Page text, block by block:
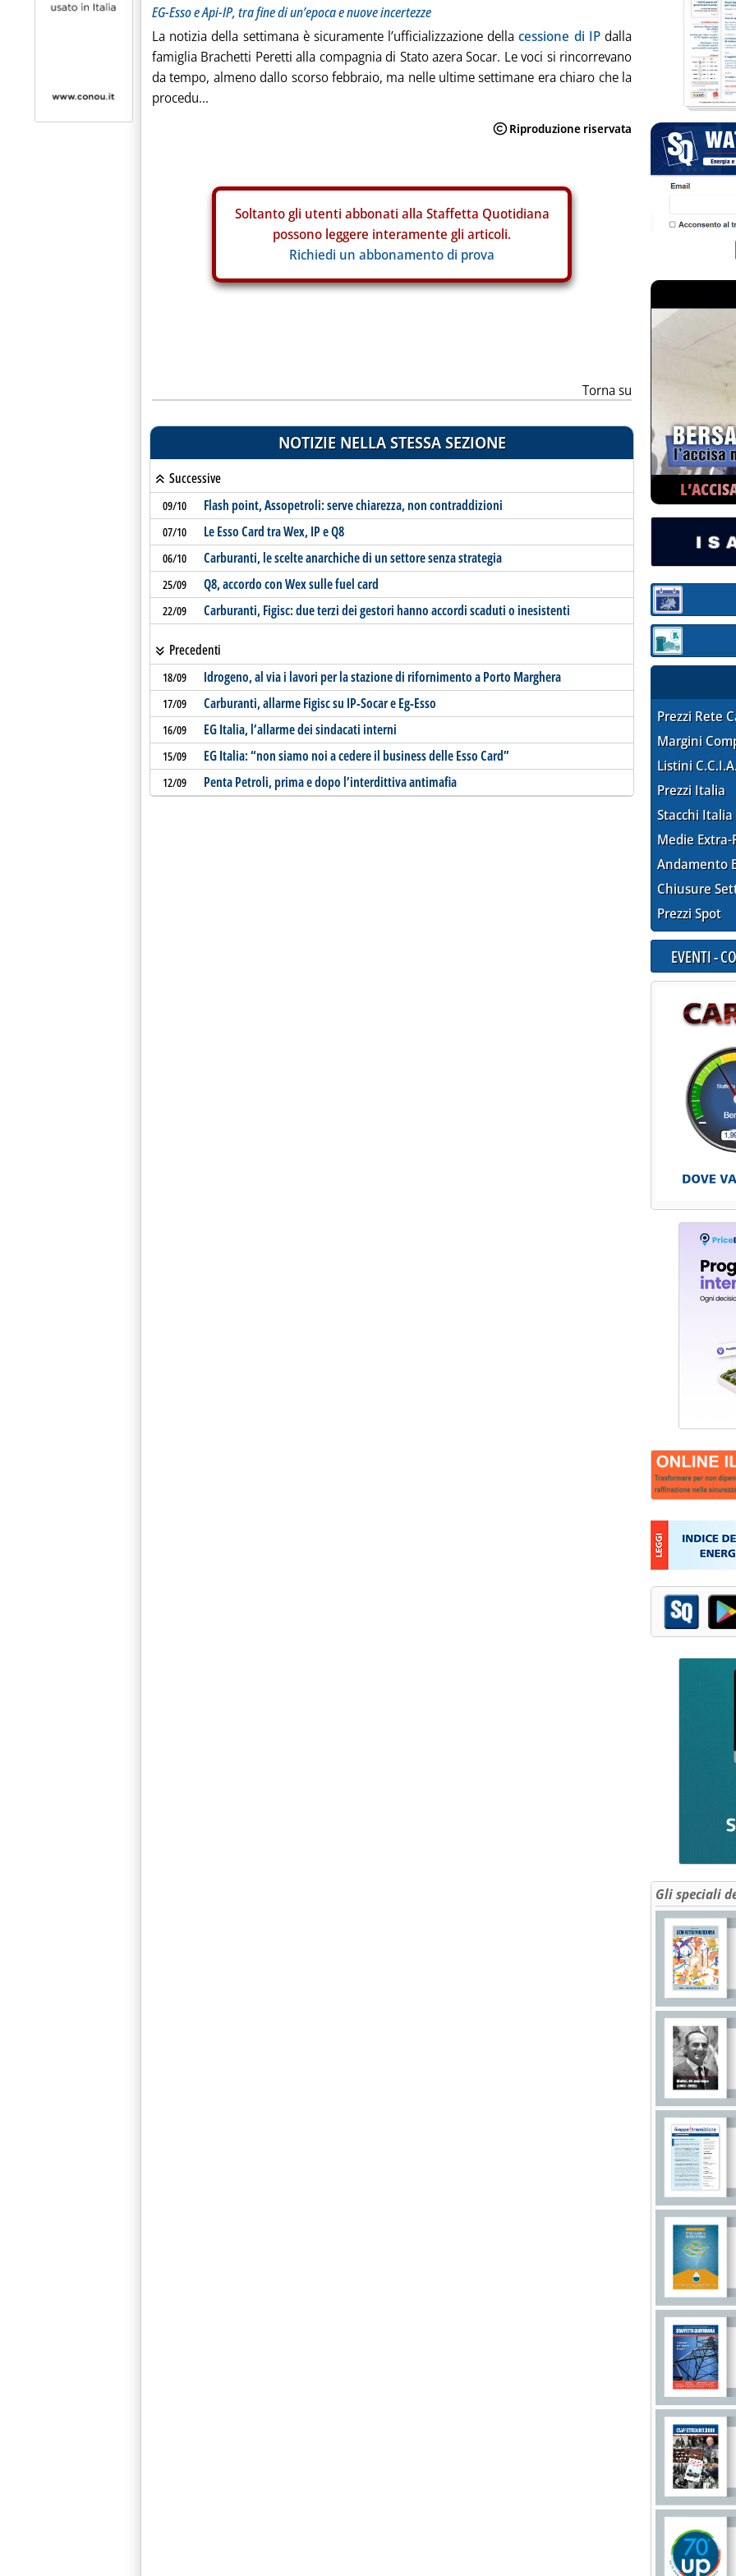
EG-Esso e Api-IP, tra fine di un’epoca e nuove incertezze
La notizia della settimana è sicuramente l’ufficializzazione dellacessione di IPdalla
famiglia Brachetti Peretti alla compagnia di Stato azera Socar. Le voci si rincorrevano
da tempo, almeno dallo scorso febbraio, ma nelle ultime settimane era chiaro che la
procedu...
Soltanto gli utenti abbonati alla Staffetta Quotidiana
possono leggere interamente gli articoli.
Richiedi un abbonamento di prova
Torna su
NOTIZIE NELLA STESSA SEZIONE
Successive
09/10 Flash point, Assopetroli: serve chiarezza, non contraddizioni
07/10 Le Esso Card tra Wex, IP e Q8
06/10 Carburanti, le scelte anarchiche di un settore senza strategia
25/09 Q8, accordo con Wex sulle fuel card
22/09 Carburanti, Figisc: due terzi dei gestori hanno accordi scaduti o inesistenti
Precedenti
18/09 Idrogeno, al via i lavori per la stazione di rifornimento a Porto Marghera
17/09 Carburanti, allarme Figisc su IP-Socar e Eg-Esso
16/09 EG Italia, l’allarme dei sindacati interni
15/09 EG Italia: “non siamo noi a cedere il business delle Esso Card”
12/09 Penta Petroli, prima e dopo l’interdittiva antimafia
Sezione:
Sezione:
Prezzi Rete
Margini
Listini
Prezzi Italia
Stacchi Italia
Medie Extra-
Andamento
Chiusure
Prezzi Spot
EVENTI -
Gli speciali